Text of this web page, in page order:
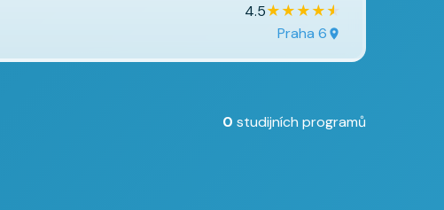
4.5★★★★★
Praha 6
0 studijních programů